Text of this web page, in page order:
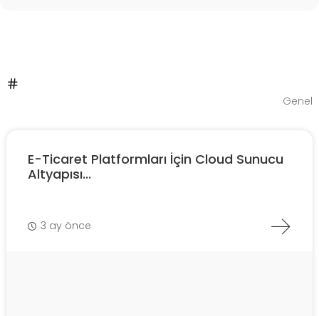
Genel
E-Ticaret Platformları İçin Cloud Sunucu
Altyapısı...
3 ay önce